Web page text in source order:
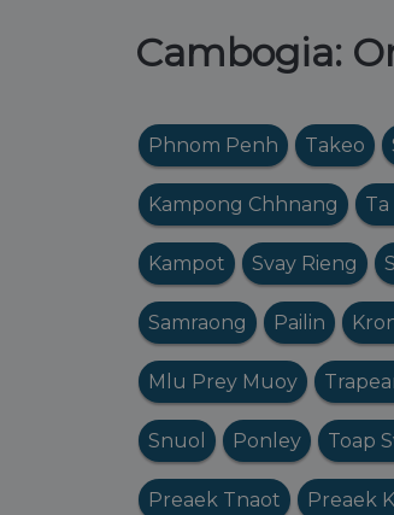
Cambogia:
Phnom Penh Takeo
Kampong Chhnang
Kampot Svay Rieng
Samraong Pailin
Mlu Prey Muoy
Snuol Ponley Toap
Preaek Tnaot Preaek